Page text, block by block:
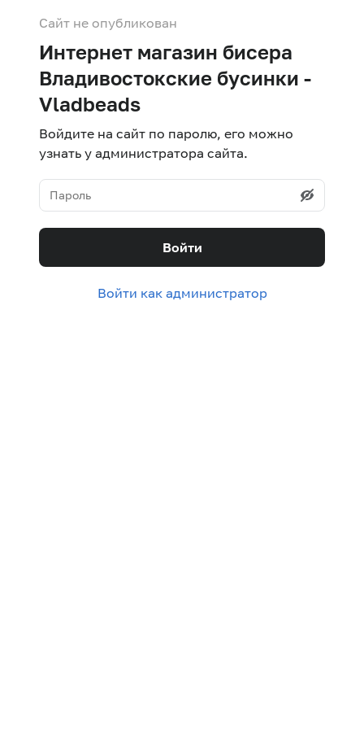
Сайт не опубликован
Интернет магазин бисера
Владивостокские бусинки -
Vladbeads
Войдите на сайт по паролю, его можно
узнать у администратора сайта.
Войти
Войти как администратор